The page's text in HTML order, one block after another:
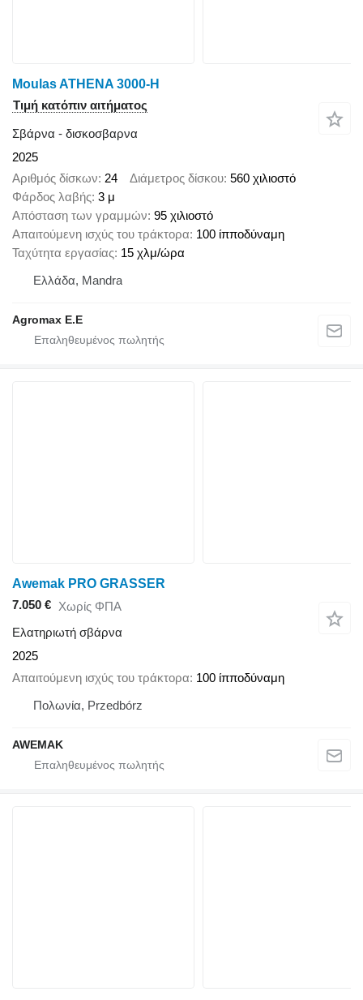
Moulas ATHENA 3000-H
Τιμή κατόπιν αιτήματος
Σβάρνα - δισκοσβαρνα
2025
Αριθμός δίσκων 24 Διάμετρος δίσκου 560 χιλιοστό
Φάρδος λαβής 3 μ
Απόσταση των γραμμών 95 χιλιοστό
Απαιτούμενη ισχύς του τράκτορα 100 ίπποδύναμη
Ταχύτητα εργασίας 15 χλμ/ώρα
Ελλάδα, Mandra
Agromax E.E
Awemak PRO GRASSER
7.050 € Χωρίς ΦΠΑ
Ελατηριωτή σβάρνα
2025
Απαιτούμενη ισχύς του τράκτορα 100 ίπποδύναμη
Πολωνία, Przedbórz
AWEMAK